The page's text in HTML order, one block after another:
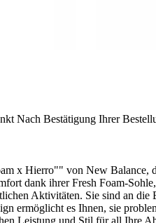
Nach Bestätigung Ihrer
x Hierro"" von New Balance,
dank ihrer Fresh Foam-
Aktivitäten. Sie sind an die
ermöglicht es Ihnen, sie